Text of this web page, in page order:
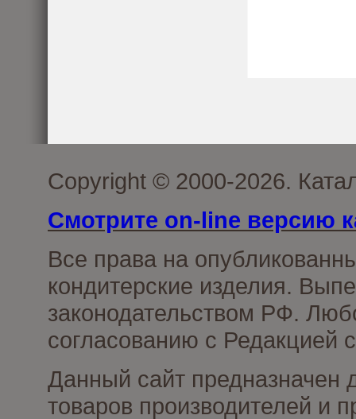
Copyright © 2000-2026.
Смотрите on-line версию
Все права на
кондитерские изделия.
законодательством РФ.
согласованию с Редакцией
Данный сайт предназначен
товаров производителей и